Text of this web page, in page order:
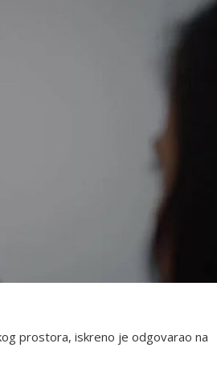
prostora, iskreno je odgovarao na